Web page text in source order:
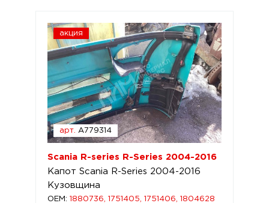
акция
арт. A779314
Scania R-series R-Series 2004-2016
Капот Scania R-Series 2004-2016
Кузовщина
OEM: 1880736, 1751405, 1751406, 1804628